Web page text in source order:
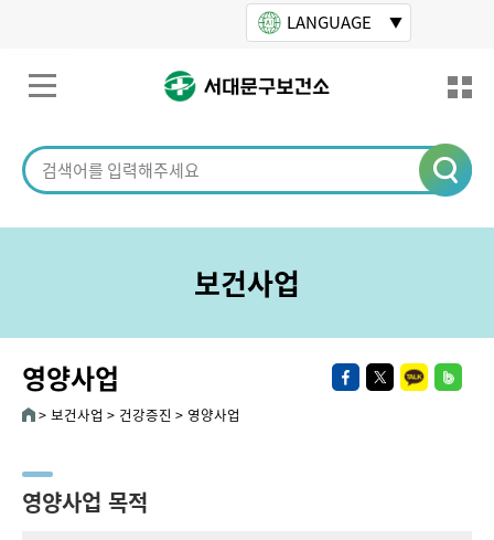
LANGUAGE
보건사업
영양사업
보건사업 건강증진 영양사업
영양사업 목적